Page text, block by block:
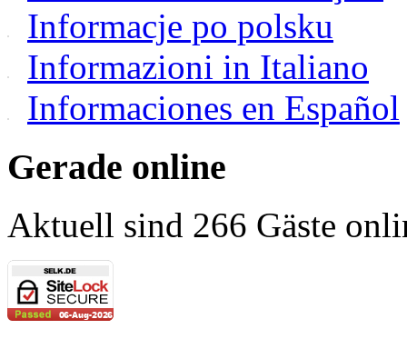
Informacje po polsku
Informazioni in Italiano
Informaciones en Español
Gerade online
Aktuell sind 266 Gäste